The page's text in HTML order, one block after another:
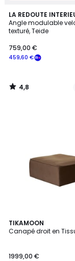
LA REDOUTE
Angle modulable
texturé, Teide
459,60 €
759,00 €
4,8
/ 5
2
Couleurs
4,8
/
TIKAMOON
Canapé droit en
1999,00 €